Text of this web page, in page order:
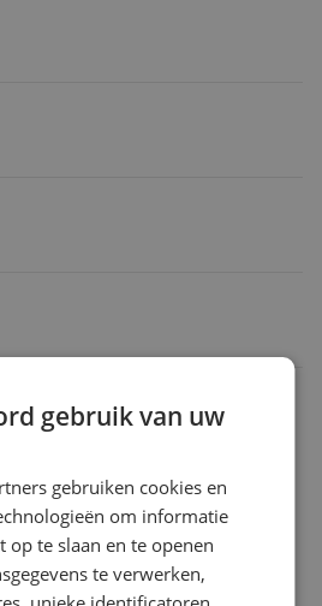
Algemeen
Functies
Scherm
Specificaties
gebruik van uw
gebruiken cookies en
om informatie
op te slaan en te openen
te verwerken,